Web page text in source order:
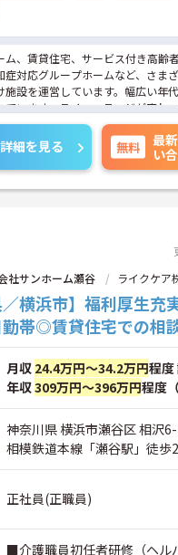
ム、賃貸住宅、サービス付き高齢
症対応グループホームなど、さま
施設を運営しています。幅広い年
ています。ライフステージが変わ
環境です。福利厚生も整っており
一つです。ご興味のある方は面接
伝えいたしますので、是非お気軽
ださい！
詳細を見る 無料
最
い
社サンホーム瀬谷 ライクケア
／横浜市】福利厚生
帯◎賃貸住宅での相
月収 24.4万円～34.2万円程度
年収309万円～396万円程度
神奈川県 横浜市瀬谷区 相沢
相模鉄道本線「瀬谷駅」徒歩
正社員(正職員)
■介護職員初任者研修（ヘル